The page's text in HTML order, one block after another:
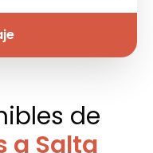
de
a Salta